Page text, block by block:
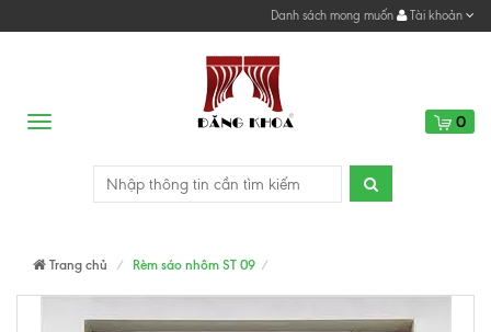
Danh sách mong muốn Tài khoản
Menu 0
Trang chủ Rèm sáo nhôm ST 09